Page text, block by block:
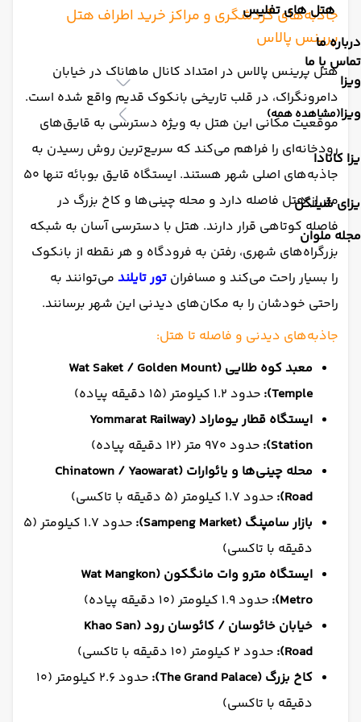
هتل های تفلیس
درباره ما
تماس با ما
ویزا
ویزا(مشاهده همه)
کانادا
شینگن
مجله ملوان
جاذبه‌های گردشگری و مراکز خرید اطراف هتل
پرینس پالاس
هتل پرینس پالاس در امتداد کانال ماهاناک در خیابان
دامرونگراک، در قلب تاریخی بانکوک قدیم واقع شده است.
موقعیت مکانی این هتل به ویژه دسترسی به قایق‌های
رودخانه‌ای را فراهم می‌کند که سریع‌ترین روش رسیدن به
جاذبه‌های اصلی شهر هستند. ایستگاه قایق بوبائه تنها ۵۰
متر از هتل فاصله دارد و محله چینی‌ها و کاخ بزرگ در
فاصله کوتاهی قرار دارند. هتل با دسترسی آسان به شبکه
بزرگراه‌های شهری، رفتن به فرودگاه و هر نقطه از بانکوک
را بسیار راحت می‌کند و مسافران تور تایلند می‌توانند به
راحتی خودشان را به مکان‌های دیدنی این شهر برسانند.
جاذبه‌های دیدنی و فاصله تا هتل:
معبد کوه طلایی (Wat Saket / Golden Mount
Temple): حدود ۱.۲ کیلومتر (۱۵ دقیقه پیاده)
ایستگاه قطار یوماراد (Yommarat Railway
Station): حدود ۹۷۰ متر (۱۲ دقیقه پیاده)
محله چینی‌ها و یائوارات (Chinatown / Yaowarat
Road): حدود ۱.۷ کیلومتر (۵ دقیقه با تاکسی)
بازار سامپنگ (Sampeng Market):
حدود ۱.۷ کیلومتر (۵
دقیقه با تاکسی)
ایستگاه مترو وات مانگکون (Wat Mangkon
Metro): حدود ۱.۹ کیلومتر (۱۰ دقیقه پیاده)
خیابان خائوسان / کائوسان رود (Khao San
Road): حدود ۲ کیلومتر (۱۰ دقیقه با تاکسی)
کاخ بزرگ (The Grand Palace):
حدود ۲.۶ کیلومتر (۱۰
دقیقه با تاکسی)